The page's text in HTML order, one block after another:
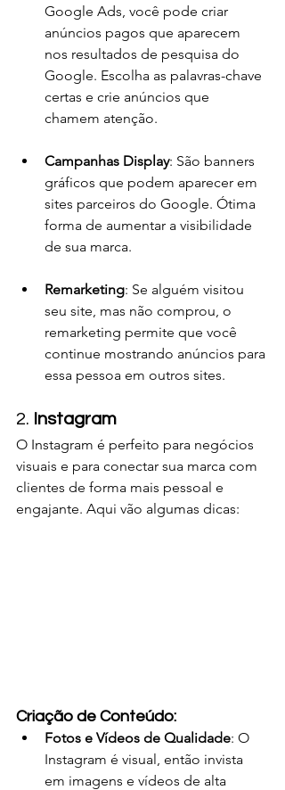
Google Ads, você pode criar
anúncios pagos que aparecem
nos resultados de pesquisa do
Google. Escolha as palavras-chave
certas e crie anúncios que
chamem atenção.
Campanhas Display: São banners
gráficos que podem aparecer em
sites parceiros do Google. Ótima
forma de aumentar a visibilidade
de sua marca.
Remarketing: Se alguém visitou
seu site, mas não comprou, o
remarketing permite que você
continue mostrando anúncios para
essa pessoa em outros sites.
2. Instagram
O Instagram é perfeito para negócios
visuais e para conectar sua marca com
clientes de forma mais pessoal e
engajante. Aqui vão algumas dicas:
Criação de Conteúdo:
Fotos e Vídeos de Qualidade: O
Instagram é visual, então invista
em imagens e vídeos de alta